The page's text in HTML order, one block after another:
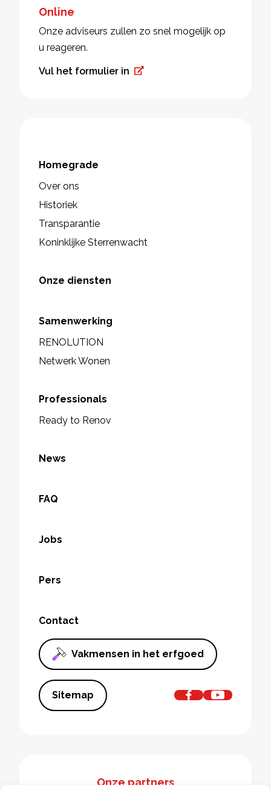
Online
Onze adviseurs zullen zo snel mogelijk op
u reageren.
Vul het formulier in
Homegrade
Over ons
Historiek
Transparantie
Koninklijke Sterrenwacht
Onze diensten
Samenwerking
RENOLUTION
Netwerk Wonen
Professionals
Ready to Renov
News
FAQ
Jobs
Pers
Contact
Vakmensen in het erfgoed
Sitemap
Onze partners